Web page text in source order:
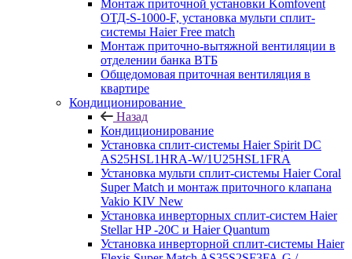
Монтаж приточной установки Komfovent
ОТД-S-1000-F, установка мульти сплит-
системы Haier Free match
Монтаж приточно-вытяжной вентиляции в
отделении банка ВТБ
Общедомовая приточная вентиляция в
квартире
Кондиционирование
Назад
Кондиционирование
Установка сплит-системы Haier Spirit DC
AS25HSL1HRA-W/1U25HSL1FRA
Установка мульти сплит-системы Haier Coral
Super Match и монтаж приточного клапана
Vakio KIV New
Установка инверторных сплит-систем Haier
Stellar HP -20С и Haier Quantum
Установка инверторной сплит-системы Haier